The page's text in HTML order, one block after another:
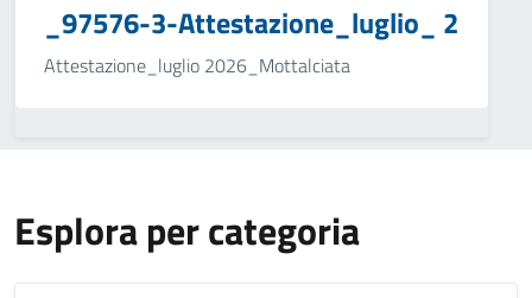
_97576-3-Attestazione_luglio_ 2
Attestazione_luglio 2026_Mottalciata
Esplora per categoria